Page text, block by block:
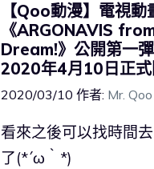
【Qoo動漫】電視動
《ARGONAVIS
Dream!》公開第一
2020年4月10日正式
2020/03/10 作者: Mr. Qoo
看來之後可以找時間
了(*´ω｀*)